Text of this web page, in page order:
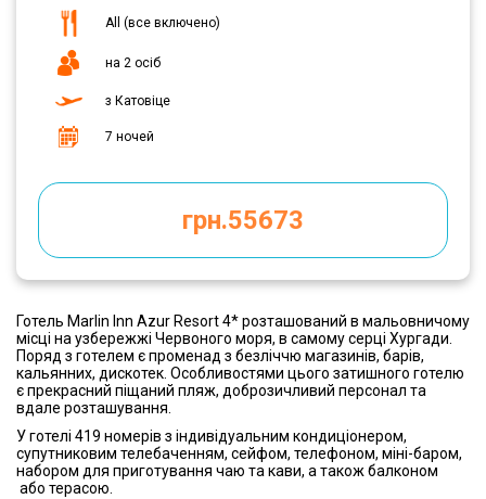
All (все включено)
на 2 осіб
з Катовіце
7 ночей
грн.55673
Готель Marlin Inn Azur Resort 4* розташований в мальовничому
місці на узбережжі Червоного моря, в самому серці Хургади.
Поряд з готелем є променад з безліччю магазинів, барів,
кальянних, дискотек. Особливостями цього затишного готелю
є прекрасний піщаний пляж, доброзичливий персонал та
вдале розташування.
У готелі 419 номерів з індивідуальним кондиціонером,
супутниковим телебаченням, сейфом, телефоном, міні-баром,
набором для приготування чаю та кави, а також балконом
або терасою.